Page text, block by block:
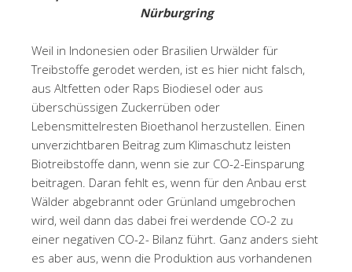
Nürburgring
Weil in Indonesien oder Brasilien Urwälder für
Treibstoffe gerodet werden, ist es hier nicht falsch,
aus Altfetten oder Raps Biodiesel oder aus
überschüssigen Zuckerrüben oder
Lebensmittelresten Bioethanol herzustellen. Einen
unverzichtbaren Beitrag zum Klimaschutz leisten
Biotreibstoffe dann, wenn sie zur CO-2-Einsparung
beitragen. Daran fehlt es, wenn für den Anbau erst
Wälder abgebrannt oder Grünland umgebrochen
wird, weil dann das dabei frei werdende CO-2 zu
einer negativen CO-2- Bilanz führt. Ganz anders sieht
es aber aus, wenn die Produktion aus vorhandenen